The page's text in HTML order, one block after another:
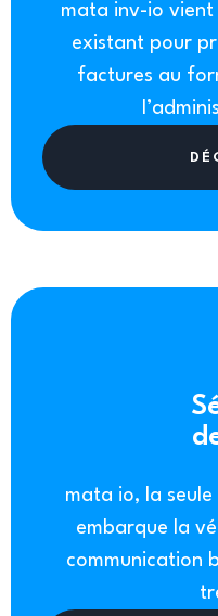
mata inv-io
existant pour
factures au
mata io, la
embarque la
communication